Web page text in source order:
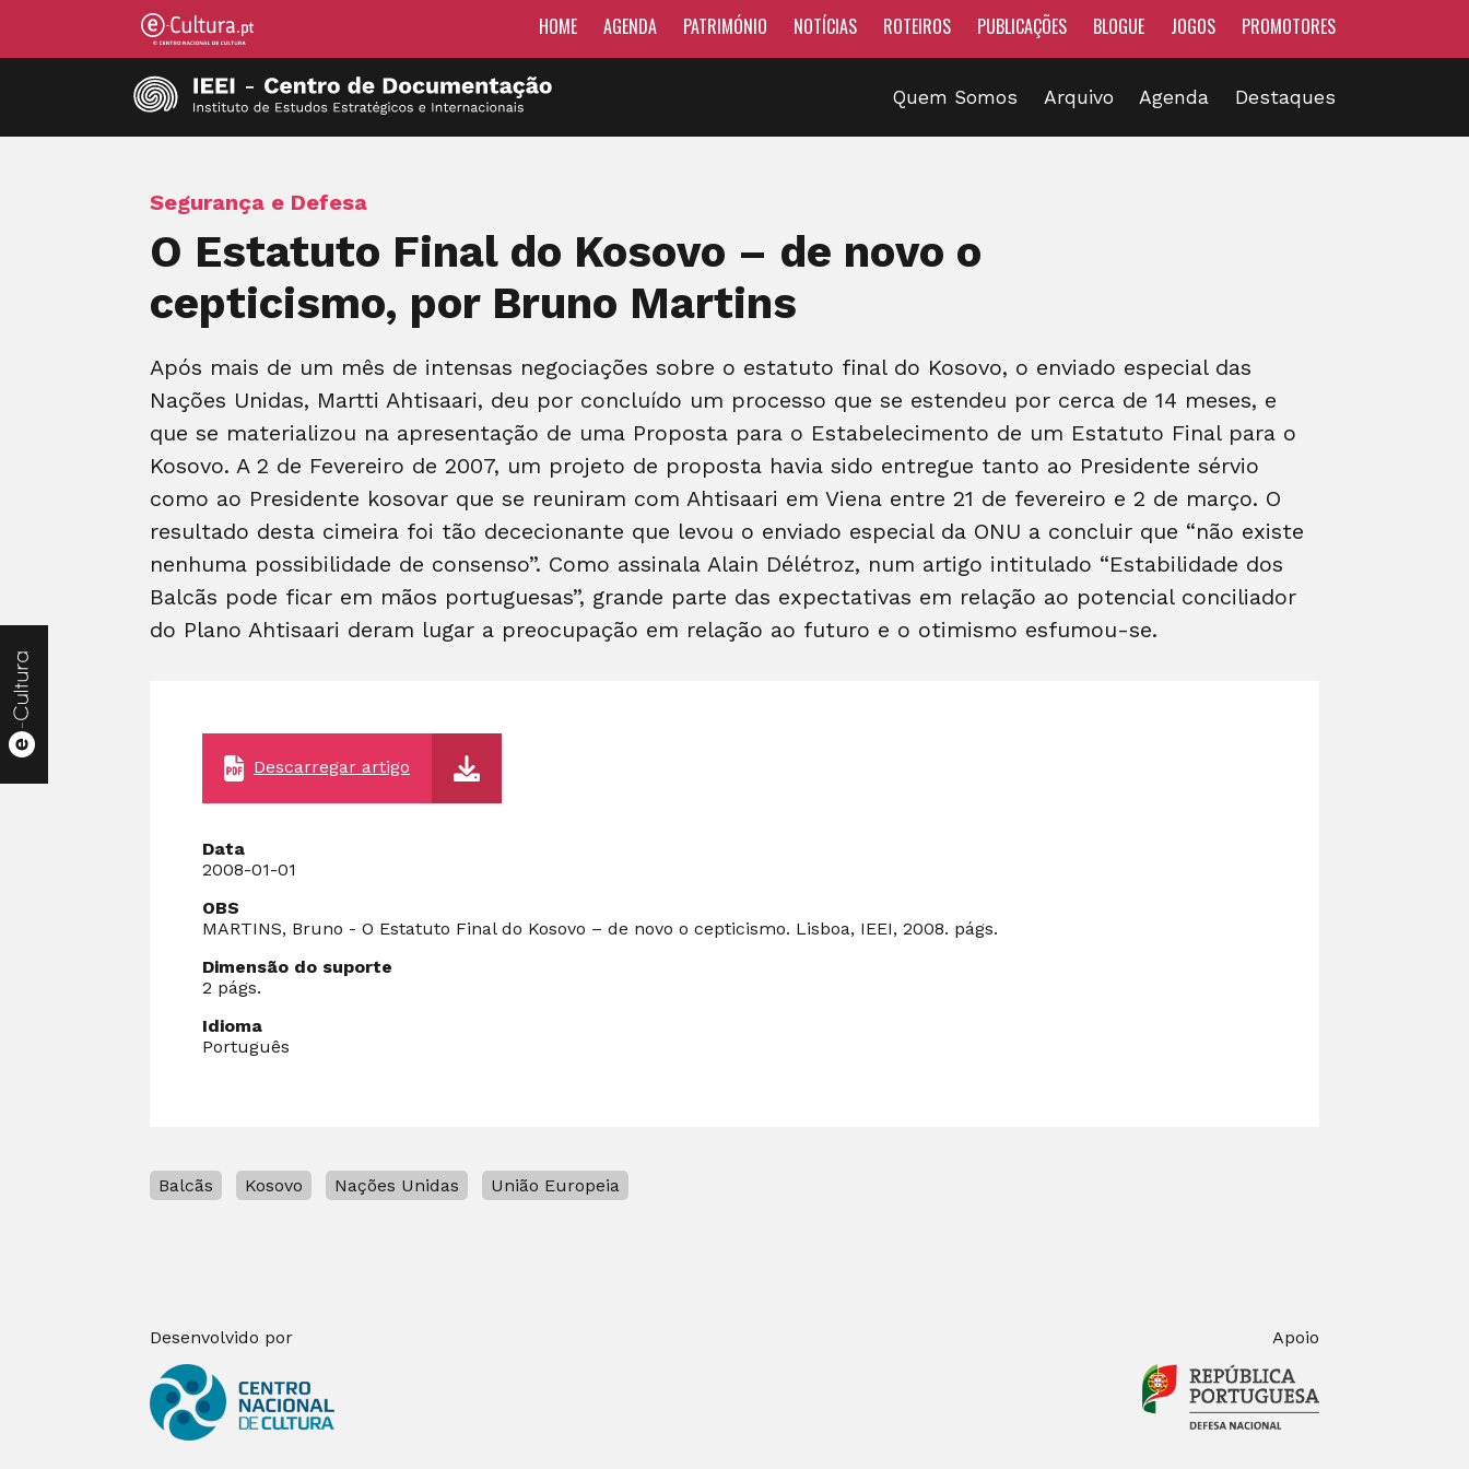
HOME AGENDA PATRIMÓNIO NOTÍCIAS ROTEIROS PUBLICAÇÕES BLOGUE JOGOS PROMOTORES
Quem Somos Arquivo Agenda Destaques
Segurança e Defesa
O Estatuto Final do Kosovo – de novo o
cepticismo, por Bruno Martins
Após mais de um mês de intensas negociações sobre o estatuto final do Kosovo, o enviado especial das
Nações Unidas, Martti Ahtisaari, deu por concluído um processo que se estendeu por cerca de 14 meses, e
que se materializou na apresentação de uma Proposta para o Estabelecimento de um Estatuto Final para o
Kosovo. A 2 de Fevereiro de 2007, um projeto de proposta havia sido entregue tanto ao Presidente sérvio
como ao Presidente kosovar que se reuniram com Ahtisaari em Viena entre 21 de fevereiro e 2 de março. O
resultado desta cimeira foi tão dececionante que levou o enviado especial da ONU a concluir que “não existe
nenhuma possibilidade de consenso”. Como assinala Alain Délétroz, num artigo intitulado “Estabilidade dos
Balcãs pode ficar em mãos portuguesas”, grande parte das expectativas em relação ao potencial conciliador
do Plano Ahtisaari deram lugar a preocupação em relação ao futuro e o otimismo esfumou-se.
Descarregar artigo
Data
2008-01-01
OBS
MARTINS, Bruno - O Estatuto Final do Kosovo – de novo o cepticismo. Lisboa, IEEI, 2008. págs.
Dimensão do suporte
2 págs.
Idioma
Português
Balcãs Kosovo Nações Unidas União Europeia
Desenvolvido por Apoio